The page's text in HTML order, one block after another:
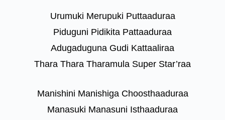
Urumuki Merupuki Puttaaduraa
Piduguni Pidikita Pattaaduraa
Adugaduguna Gudi Kattaaliraa
Thara Thara Tharamula Super Star’raa
Manishini Manishiga Choosthaaduraa
Manasuki Manasuni Isthaaduraa